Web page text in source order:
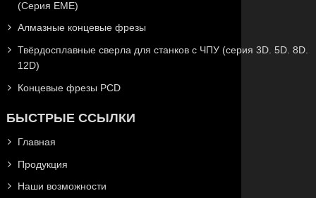
(Серия EME)
Алмазные концевые фрезы
Твёрдосплавные сверла для станков с ЧПУ (серия 3D. 5D. 8D.
12D)
Концевые фрезы PCD
БЫСТРЫЕ ССЫЛКИ
Главная
Продукция
Наши возможности